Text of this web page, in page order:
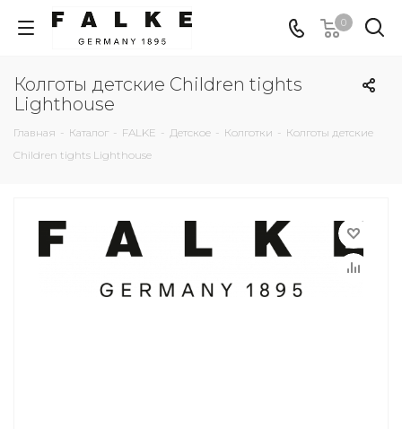
0
Колготы детские Children tights
Lighthouse
Главная - Каталог - FALKE - Детское - Колготки - Колготы детские
Children tights Lighthouse